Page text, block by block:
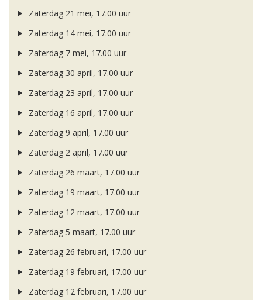
Zaterdag 21 mei, 17.00 uur
Zaterdag 14 mei, 17.00 uur
Zaterdag 7 mei, 17.00 uur
Zaterdag 30 april, 17.00 uur
Zaterdag 23 april, 17.00 uur
Zaterdag 16 april, 17.00 uur
Zaterdag 9 april, 17.00 uur
Zaterdag 2 april, 17.00 uur
Zaterdag 26 maart, 17.00 uur
Zaterdag 19 maart, 17.00 uur
Zaterdag 12 maart, 17.00 uur
Zaterdag 5 maart, 17.00 uur
Zaterdag 26 februari, 17.00 uur
Zaterdag 19 februari, 17.00 uur
Zaterdag 12 februari, 17.00 uur